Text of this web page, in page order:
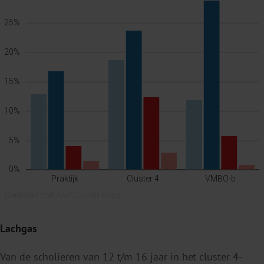
Lachgas
Van de scholieren van 12 t/m 16 jaar in het cluster 4-